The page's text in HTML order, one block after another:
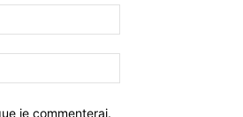
je commenterai.